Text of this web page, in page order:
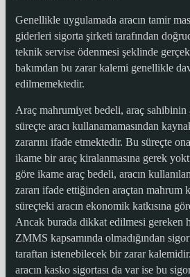
Genellikle uygulamada aracın tamir
giderleri sigorta şirketi tarafından
teknik servise ödenmesi şeklinde
bakımdan bu zarar kalemi genellikle
edilmemektedir.
Araç mahrumiyet bedeli, araç sahibinin
süreçte aracı kullanamamasından
zararını ifade etmektedir. Bu süreçte
ikame bir araç kiralanmasına gerek
göre ikame araç bedeli, aracın
zararı ifade ettiğinden araçtan mahrum
süreçteki aracın ekonomik katkısına
Ancak burada dikkat edilmesi gereken
ZMMS kapsamında olmadığından
taraftan istenebilecek bir zarar
aracın kasko sigortası da var ise bu